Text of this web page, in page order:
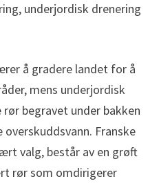
underjordisk drenering
å gradere landet for å
mens underjordisk
begravet under bakken
Franske
valg, består av en grøft
rør som omdirigerer